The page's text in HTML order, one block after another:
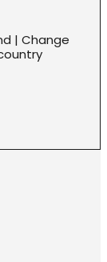
| Change